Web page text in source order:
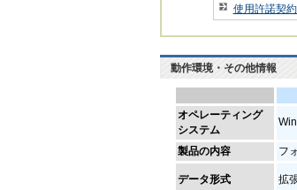
使用許諾契
動作環境・その他情報
オペレーティング
システム
製品の内容 フ
データ形式 拡